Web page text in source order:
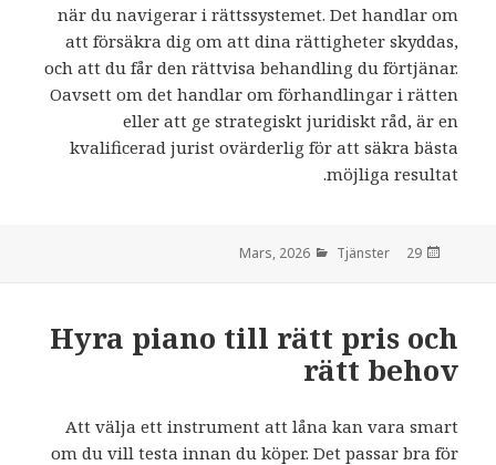
när du navigerar i rättssystemet. Det handlar om
att försäkra dig om att dina rättigheter skyddas,
och att du får den rättvisa behandling du förtjänar.
Oavsett om det handlar om förhandlingar i rätten
eller att ge strategiskt juridiskt råd, är en
kvalificerad jurist ovärderlig för att säkra bästa
möjliga resultat.
den
29 Mars, 2026
Tjänster
Hyra piano till rätt pris och
rätt behov
Att välja ett instrument att låna kan vara smart
om du vill testa innan du köper. Det passar bra för